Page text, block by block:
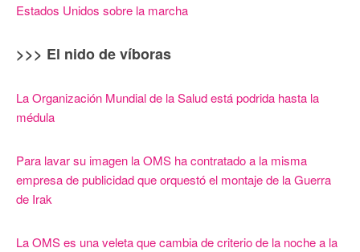
Estados Unidos sobre la marcha
>>> El nido de víboras
La Organización Mundial de la Salud está podrida hasta la
médula
Para lavar su imagen la OMS ha contratado a la misma
empresa de publicidad que orquestó el montaje de la Guerra
de Irak
La OMS es una veleta que cambia de criterio de la noche a la